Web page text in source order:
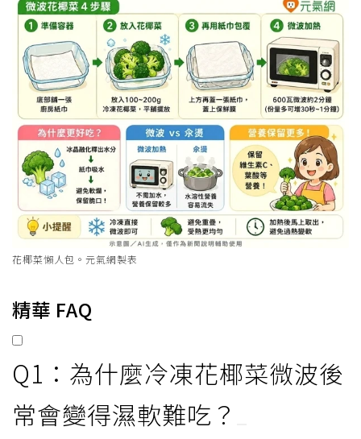
花椰菜懶人包。元氣網製表
精華 FAQ
Q1：為什麼冷凍花椰菜微波後
常會變得濕軟難吃？